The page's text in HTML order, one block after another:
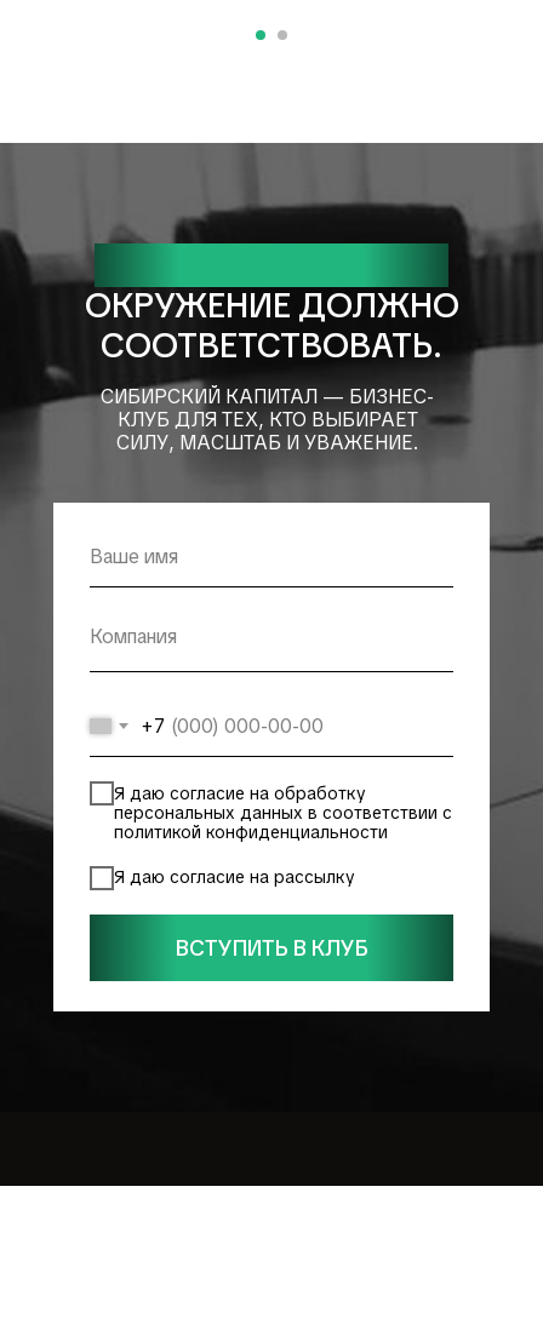
ОКРУЖЕНИЕ ДОЛЖНО
СООТВЕТСТВОВАТЬ.
СИБИРСКИЙ КАПИТАЛ — БИЗНЕС-
КЛУБ ДЛЯ ТЕХ, КТО ВЫБИРАЕТ
СИЛУ, МАСШТАБ И УВАЖЕНИЕ.
+7
Я даю согласие на обработку
персональных данных в соответствии с
политикой конфиденциальности
Я даю согласие на рассылку
ВСТУПИТЬ В КЛУБ